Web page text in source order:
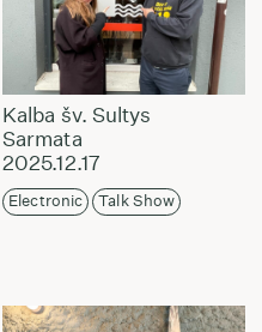
Kalba šv. Sultys
Sarmata
2025.12.17
Electronic Talk Show